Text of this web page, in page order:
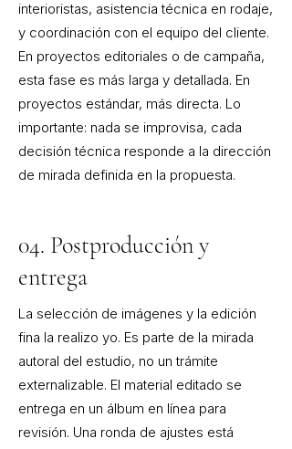
interioristas, asistencia técnica en rodaje,
y coordinación con el equipo del cliente.
En proyectos editoriales o de campaña,
esta fase es más larga y detallada. En
proyectos estándar, más directa. Lo
importante: nada se improvisa, cada
decisión técnica responde a la dirección
de mirada definida en la propuesta.
04. Postproducción y
entrega
La selección de imágenes y la edición
fina la realizo yo. Es parte de la mirada
autoral del estudio, no un trámite
externalizable. El material editado se
entrega en un álbum en línea para
revisión. Una ronda de ajustes está